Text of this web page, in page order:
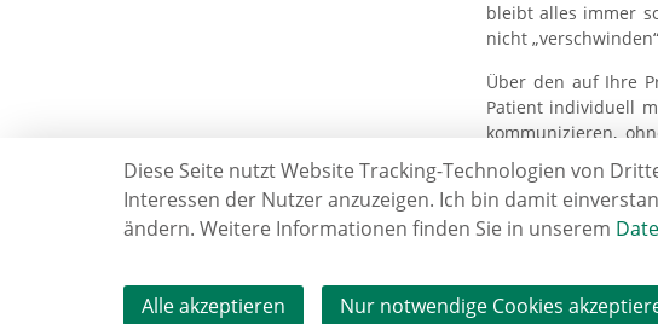
bleibt alles immer
nicht
Über den auf Ihre
Patient individuell
kommunizieren,
Info- und Erklär-
integriert werden.
zurück
Diese Seite nutzt Website Tracking-Technologien von
Interessen der Nutzer anzuzeigen. Ich bin damit
ändern. Weitere Informationen finden Sie in unserem
Alle akzeptieren Nur notwendige Cookies